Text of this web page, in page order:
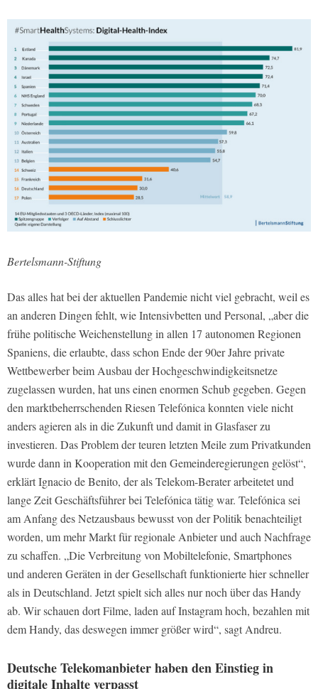
Bertelsmann-Stiftung
Das alles hat bei der aktuellen Pandemie nicht viel gebracht, weil es
an anderen Dingen fehlt, wie Intensivbetten und Personal, „aber die
frühe politische Weichenstellung in allen 17 autonomen Regionen
Spaniens, die erlaubte, dass schon Ende der 90er Jahre private
Wettbewerber beim Ausbau der Hochgeschwindigkeitsnetze
zugelassen wurden, hat uns einen enormen Schub gegeben. Gegen
den marktbeherrschenden Riesen Telefónica konnten viele nicht
anders agieren als in die Zukunft und damit in Glasfaser zu
investieren. Das Problem der teuren letzten Meile zum Privatkunden
wurde dann in Kooperation mit den Gemeinderegierungen gelöst“,
erklärt Ignacio de Benito, der als Telekom-Berater arbeitetet und
lange Zeit Geschäftsführer bei Telefónica tätig war. Telefónica sei
am Anfang des Netzausbaus bewusst von der Politik benachteiligt
worden, um mehr Markt für regionale Anbieter und auch Nachfrage
zu schaffen. „Die Verbreitung von Mobiltelefonie, Smartphones
und anderen Geräten in der Gesellschaft funktionierte hier schneller
als in Deutschland. Jetzt spielt sich alles nur noch über das Handy
ab. Wir schauen dort Filme, laden auf Instagram hoch, bezahlen mit
dem Handy, das deswegen immer größer wird“, sagt Andreu.
Deutsche Telekomanbieter haben den Einstieg in
digitale Inhalte verpasst